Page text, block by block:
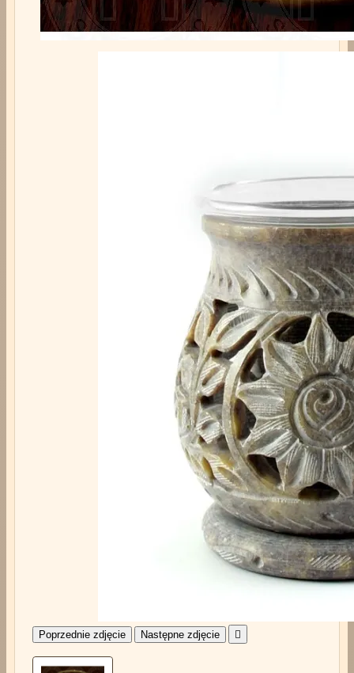
Poprzednie zdjęcie Następne zdjęcie 